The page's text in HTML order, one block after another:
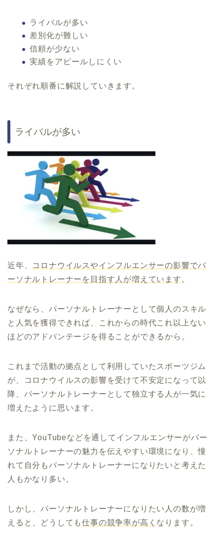
ライバルが多い
差別化が難しい
信頼が少ない
実績をアピールしにくい
それぞれ順番に解説していきます。
ライバルが多い
近年、 コロナウイルスやインフルエンサーの影響でパ
ーソナルトレーナーを目指す人が増えています 。
なぜなら、パーソナルトレーナーとして個人のスキル
と人気を獲得できれば、これからの時代これ以上ない
ほどのアドバンテージを得ることができるから。
これまで活動の拠点として利用していたスポーツジム
が、コロナウイルスの影響を受けて不安定になって以
降、パーソナルトレーナーとして独立する人が一気に
増えたように思います。
また、YouTubeなどを通してインフルエンサーがパー
ソナルトレーナーの魅力を伝えやすい環境になり、憧
れて自分もパーソナルトレーナーになりたいと考えた
人もかなり多い。
しかし、パーソナルトレーナーになりたい人の数が増
えると、どうしても仕事の競争率が高く なります。